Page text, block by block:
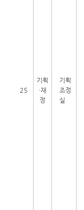
25
기획
·재
정
기획
조정
실